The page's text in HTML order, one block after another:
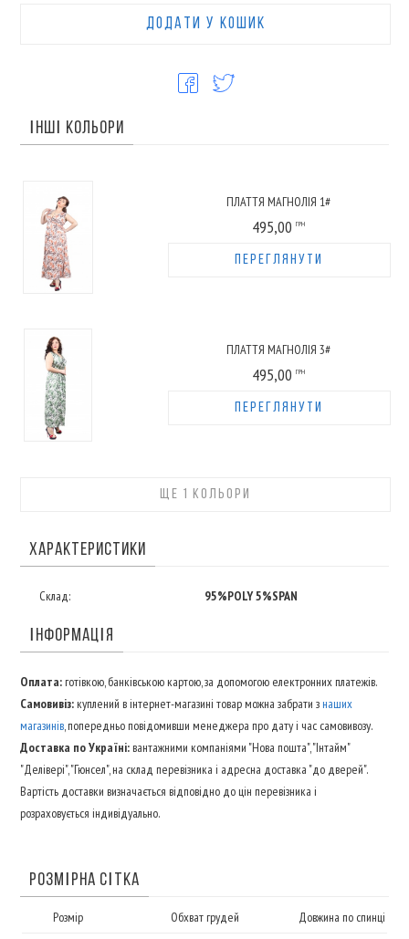
ДОДАТИ У КОШИК
ІНШІ КОЛЬОРИ
ПЛАТТЯ МАГНОЛІЯ 1#
495,00 ГРН
ПЕРЕГЛЯНУТИ
ПЛАТТЯ МАГНОЛІЯ 3#
495,00 ГРН
ПЕРЕГЛЯНУТИ
ЩЕ 1 КОЛЬОРИ
ХАРАКТЕРИСТИКИ
Склад: 95%POLY 5%SPAN
ІНФОРМАЦІЯ
Оплата: готівкою, банківською картою, за допомогою електронних платежів.
Самовивіз: куплений в інтернет-магазині товар можна забрати знаших
магазинів, попередньо повідомивши менеджера про дату і час самовивозу.
Доставка по Україні: вантажними компаніями "Нова пошта", "Інтайм"
"Делівері", "Гюнсел", на склад перевізника і адресна доставка "до дверей".
Вартість доставки визначається відповідно до цін перевізника і
розраховується індивідуально.
РОЗМІРНА СІТКА
Розмір Обхват грудей
Довжина по спинці